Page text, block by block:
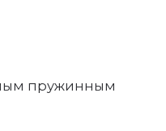
пружинным